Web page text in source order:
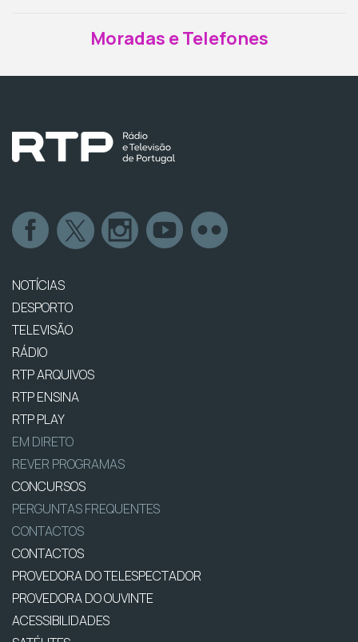
Moradas e Telefones
NOTÍCIAS
DESPORTO
TELEVISÃO
RÁDIO
RTP ARQUIVOS
RTP ENSINA
RTP PLAY
EM DIRETO
REVER PROGRAMAS
CONCURSOS
PERGUNTAS FREQUENTES
CONTACTOS
CONTACTOS
PROVEDORA DO TELESPECTADOR
PROVEDORA DO OUVINTE
ACESSIBILIDADES